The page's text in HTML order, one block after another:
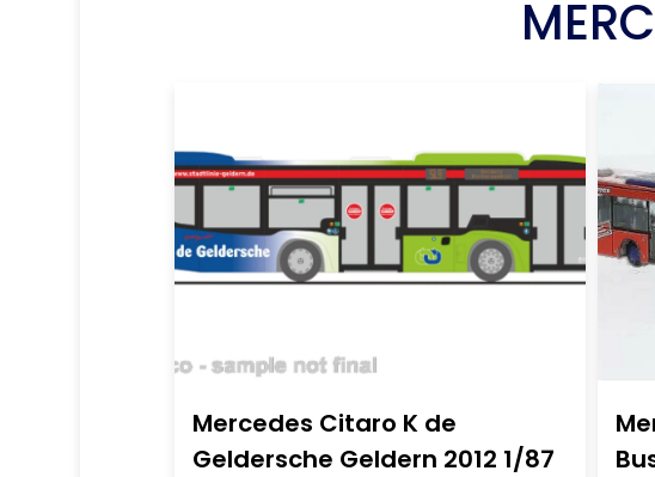
Mercedes Citaro K de
Geldersche Geldern 2012 1/87